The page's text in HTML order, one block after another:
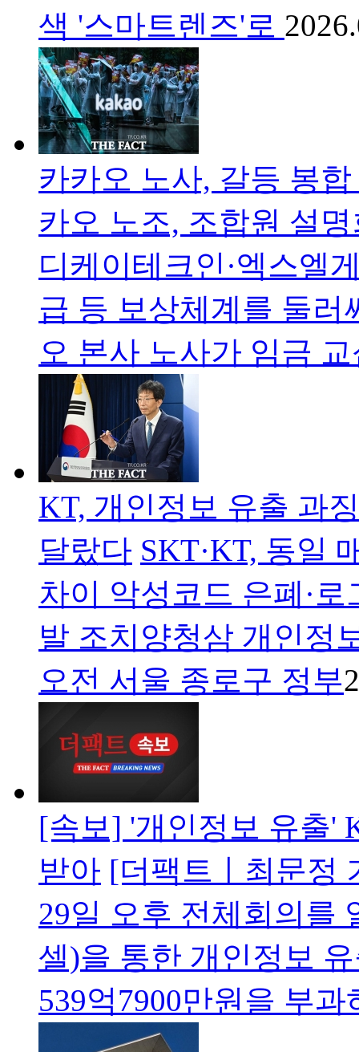
색 '스마트렌즈'로
카카오 노사, 갈등 봉
카오 노조, 조합원 설
디케이테크인·엑스엘
급 등 보상체계를 둘러
오 본사 노사가 임금
KT, 개인정보 유출 과
달랐다 SKT·KT, 동일
차이 악성코드 은폐·
발 조치양청삼 개인정
오전 서울 종로구 정부
[속보] '개인정보 유출'
받아 [더팩트ㅣ최문정
29일 오후 전체회의를
셀)을 통한 개인정보
539억7900만원을 부과